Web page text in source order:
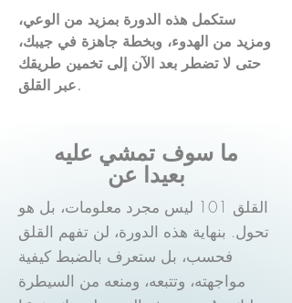
ستكمل هذه الدورة بمزيد من الوعي،
ومزيد من الهدوء، وبخطة جاهزة في جيبك،
حتى لا تضطر بعد الآن إلى تخمين طريقك
عبر القلق.
ما سوف تمشي عليه
بعيدا عن
القلق 101 ليس مجرد معلومات، بل هو
تحول. بنهاية هذه الدورة، لن تفهم القلق
فحسب، بل ستعرف بالضبط كيفية
مواجهته، وتتبعه، ومنعه من السيطرة